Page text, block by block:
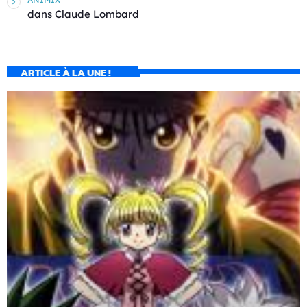
dans Claude Lombard
ARTICLE À LA UNE !